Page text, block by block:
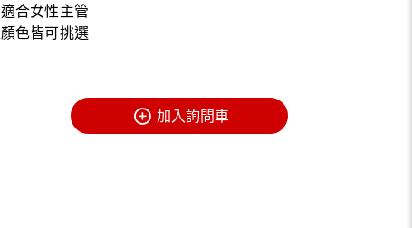
適合女性主管
顏色皆可挑選
加入詢問車